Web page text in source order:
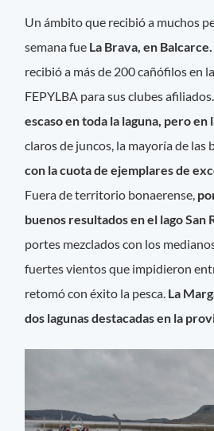
Un ámbito que recibió a muchos
semana fue La Brava, en Balcarce.
recibió a más de 200 cañófilos en
FEPYLBA para sus clubes afiliados.
escaso en toda la laguna, pero en
claros de juncos, la mayoría de las
con la cuota de ejemplares de
Fuera de territorio bonaerense,
buenos resultados en el lago San
portes mezclados con los
fuertes vientos que impidieron
retomó con éxito la pesca. La
dos lagunas destacadas en la